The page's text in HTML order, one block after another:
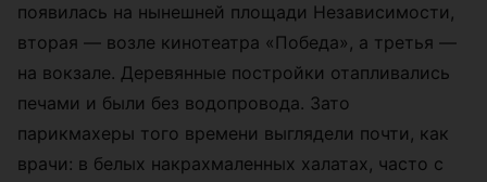
появилась на нынешней площади Независимости,
вторая — возле кинотеатра «Победа», а третья —
на вокзале. Деревянные постройки отапливались
печами и были без водопровода. Зато
парикмахеры того времени выглядели почти, как
врачи: в белых накрахмаленных халатах, часто с